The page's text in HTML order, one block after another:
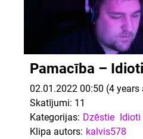
Pamacība –
02.01.2022 00:50 (4 years
Skatījumi: 11
Kategorijas: Dzēstie Idioti
Klipa autors: kalvis578